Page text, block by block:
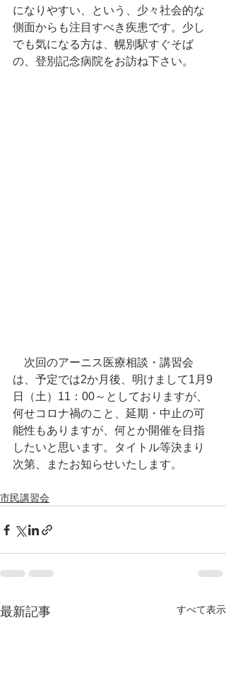
になりやすい、という、少々社会的な
側面からも注目すべき疾患です。少し
でも気になる方は、幌別駅すぐそば
の、登別記念病院をお訪ね下さい。
次回のアーニス医療相談・講習会
は、予定では2か月後、明けまして1月9
日（土）11：00～としておりますが、
何せコロナ禍のこと、延期・中止の可
能性もありますが、何とか開催を目指
したいと思います。タイトル等決まり
次第、またお知らせいたします。
市民講習会
最新記事 すべて表示